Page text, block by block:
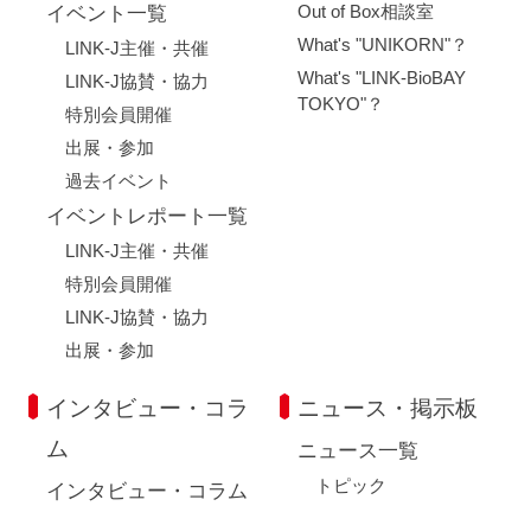
イベント一覧
LINK-J主催・共催
LINK-J協賛・協力
特別会員開催
出展・参加
過去イベント
イベントレポート一覧
LINK-J主催・共催
特別会員開催
LINK-J協賛・協力
出展・参加
Out of Box相談室
What's "UNIKORN"？
What's "LINK-BioBAY
TOKYO"？
インタビュー・コラ
ム
インタビュー・コラム
ニュース・掲示板
ニュース一覧
トピック